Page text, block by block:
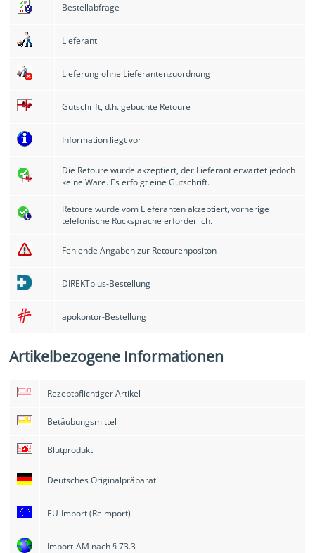
Bestellabfrage
Lieferant
Lieferung ohne Lieferantenzuordnung
Gutschrift, d.h. gebuchte Retoure
Information liegt vor
Die Retoure wurde akzeptiert, der Lieferant erwartet jedoch
keine Ware. Es erfolgt eine Gutschrift.
Retoure wurde vom Lieferanten akzeptiert, vorherige
telefonische Rücksprache erforderlich.
Fehlende Angaben zur Retourenpositon
DIREKTplus-Bestellung
apokontor-Bestellung
Artikelbezogene Informationen
Rezeptpflichtiger Artikel
Betäubungsmittel
Blutprodukt
Deutsches Originalpräparat
EU-Import (Reimport)
Import-AM nach § 73.3